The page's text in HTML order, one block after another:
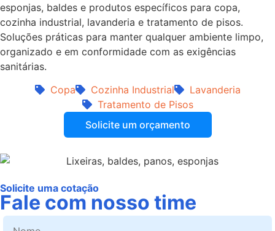
esponjas, baldes e produtos específicos para copa,
cozinha industrial, lavanderia e tratamento de pisos.
Soluções práticas para manter qualquer ambiente limpo,
organizado e em conformidade com as exigências
sanitárias.
Copa
Cozinha Industrial
Lavanderia
Tratamento de Pisos
Solicite um orçamento
Solicite uma cotação
Fale com nosso time